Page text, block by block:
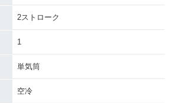
2ストローク
1
単気筒
空冷